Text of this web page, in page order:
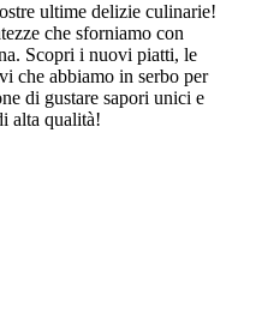
ultime delizie culinarie!
che sforniamo con
Scopri i nuovi piatti, le
che abbiamo in serbo per
di gustare sapori unici e
alta qualità!